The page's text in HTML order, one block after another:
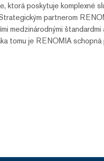
ktorá poskytuje komplexné
partnerom
medzinárodnými
tomu je RENOMIA schopná